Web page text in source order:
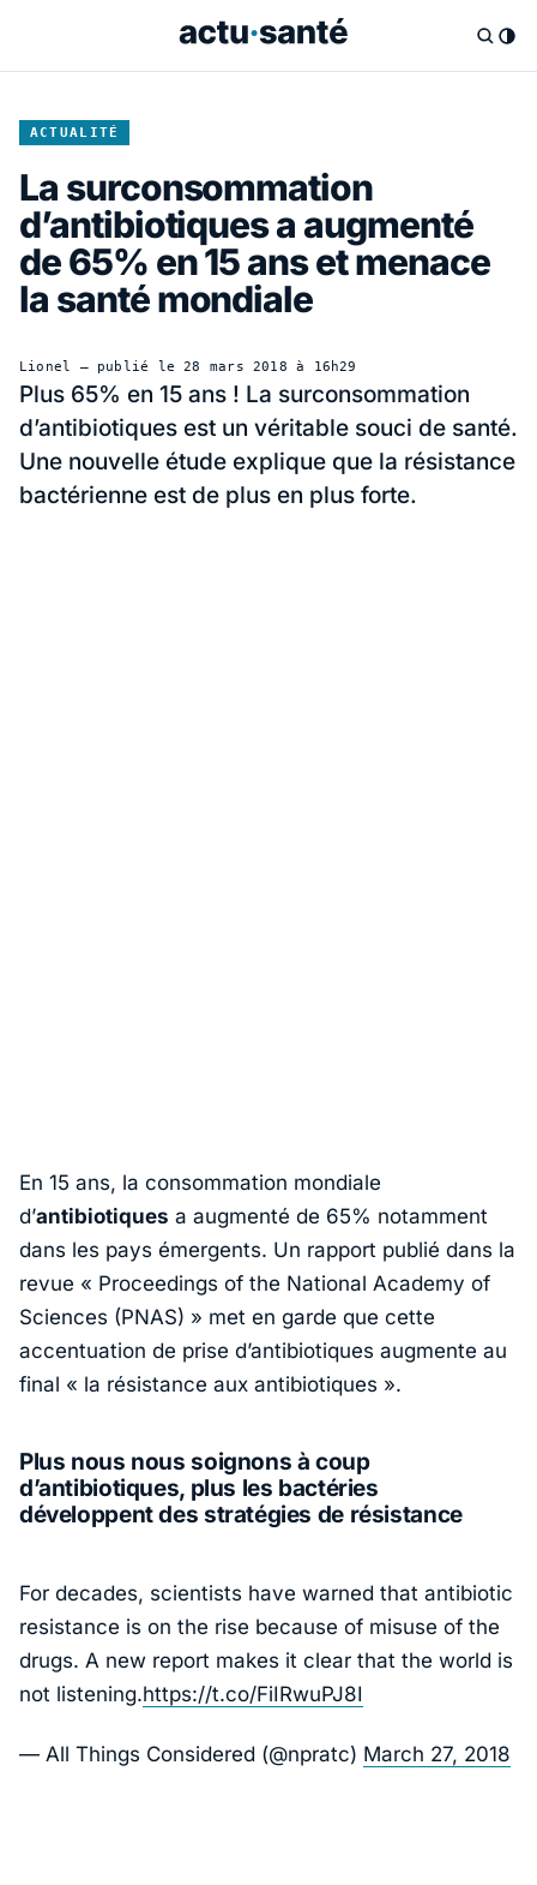
ACTUALITÉ
La surconsommation
d’antibiotiques a augmenté
de 65% en 15 ans et menace
la santé mondiale
Lionel — publié le28 mars 2018 à 16h29
Plus 65% en 15 ans ! La surconsommation
d’antibiotiques est un véritable souci de santé.
Une nouvelle étude explique que la résistance
bactérienne est de plus en plus forte.
En 15 ans, la consommation mondiale
d’antibiotiques a augmenté de 65% notamment
dans les pays émergents. Un rapport publié dans la
revue « Proceedings of the National Academy of
Sciences (PNAS) » met en garde que cette
accentuation de prise d’antibiotiques augmente au
final « la résistance aux antibiotiques ».
Plus nous nous soignons à coup
d’antibiotiques, plus les bactéries
développent des stratégies de résistance
For decades, scientists have warned that antibiotic
resistance is on the rise because of misuse of the
drugs. A new report makes it clear that the world is
not listening.https://t.co/FiIRwuPJ8I
— All Things Considered (@npratc) March 27, 2018